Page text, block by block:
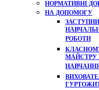
НОРМАТИВНІ
НА ДОПОМОГУ
РОБОТИ
МАЙСТРУ